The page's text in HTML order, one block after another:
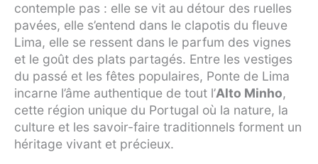
contemple pas : elle se vit au détour des ruelles
pavées, elle s’entend dans le clapotis du fleuve
Lima, elle se ressent dans le parfum des vignes
et le goût des plats partagés. Entre les vestiges
du passé et les fêtes populaires, Ponte de Lima
incarne l’âme authentique de tout l’Alto Minho,
cette région unique du Portugal où la nature, la
culture et les savoir-faire traditionnels forment un
héritage vivant et précieux.